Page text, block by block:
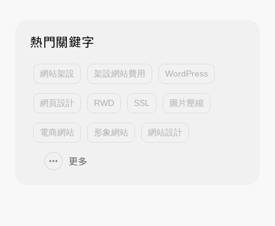
熱門關鍵字
網站架設 架設網站費用 WordPress
網頁設計 RWD SSL 圖片壓縮
電商網站 形象網站 網站設計
更多